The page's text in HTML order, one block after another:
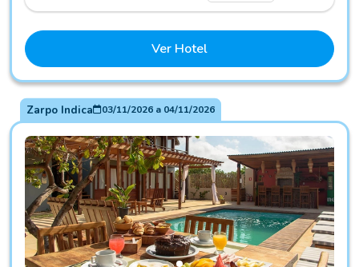
Ver Hotel
Zarpo Indica 03/11/2026a 04/11/2026